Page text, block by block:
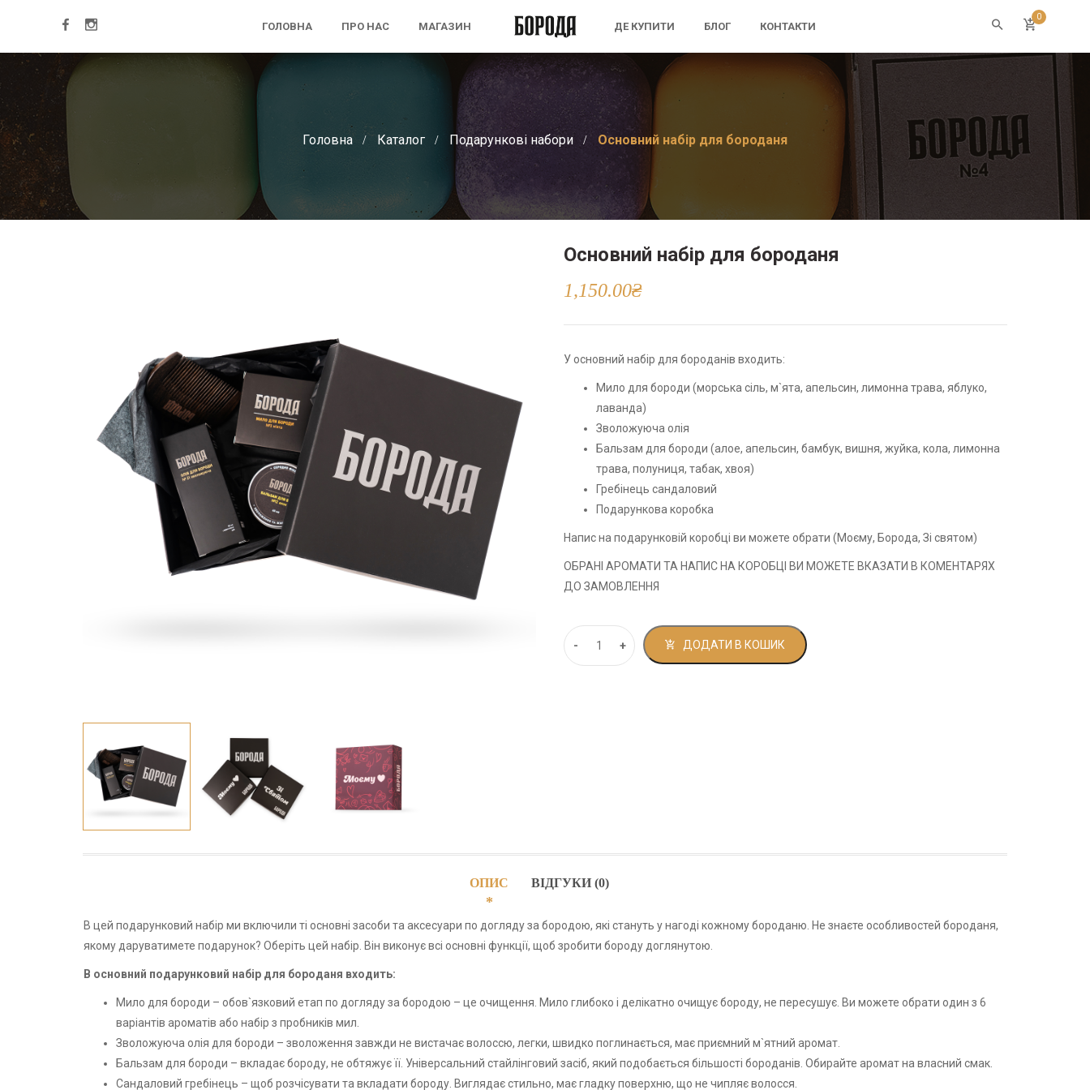
ГОЛОВНА ПРО НАС МАГАЗИН ДЕ КУПИТИ БЛОГ КОНТАКТИ
0
Головна Каталог Подарункові набори Основний набір для бороданя
Основний набір для бороданя
1,150.00₴
У основний набір для бороданів входить:
Мило для бороди (морська сіль, м`ята, апельсин, лимонна трава, яблуко,
лаванда)
Зволожуюча олія
Бальзам для бороди (алое, апельсин, бамбук, вишня, жуйка, кола, лимонна
трава, полуниця, табак, хвоя)
Гребінець сандаловий
Подарункова коробка
Напис на подарунковій коробці ви можете обрати (Моєму, Борода, Зі святом)
ОБРАНІ АРОМАТИ ТА НАПИС НА КОРОБЦІ ВИ МОЖЕТЕ ВКАЗАТИ В КОМЕНТАРЯХ
ДО ЗАМОВЛЕННЯ
ДОДАТИ В КОШИК
ОПИС ВІДГУКИ (0)
В цей подарунковий набір ми включили ті основні засоби та аксесуари по догляду за бородою, які стануть у нагоді кожному бороданю. Не знаєте особливостей бороданя,
якому даруватимете подарунок? Оберіть цей набір. Він виконує всі основні функції, щоб зробити бороду доглянутою.
В основний подарунковий набір для бороданя входить:
Мило для бороди – обов`язковий етап по догляду за бородою – це очищення. Мило глибоко і делікатно очищує бороду, не пересушує. Ви можете обрати один з 6
варіантів ароматів або набір з пробників мил.
Зволожуюча олія для бороди – зволоження завжди не вистачає волоссю, легки, швидко поглинається, має приємний м`ятний аромат.
Бальзам для бороди – вкладає бороду, не обтяжує її. Універсальний стайлінговий засіб, який подобається більшості бороданів. Обирайте аромат на власний смак.
Сандаловий гребінець – щоб розчісувати та вкладати бороду. Виглядає стильно, має гладку поверхню, що не чипляє волосся.